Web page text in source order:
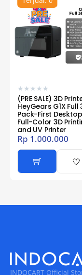
★ ★ ★ ★ ★
(PRE SALE) 3D
HeyGears G1X Full
Pack-First Desktop
Full-Color 3D
and UV Printer
Rp 1.000.000
INDOCART Official